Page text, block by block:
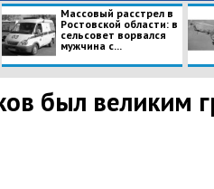
Массовый расстрел в
Ростовской области: в
сельсовет ворвался
мужчина с...
был великим